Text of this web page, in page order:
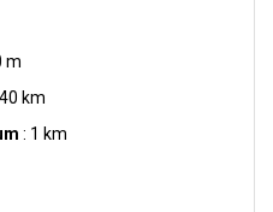
m
km
: 1 km